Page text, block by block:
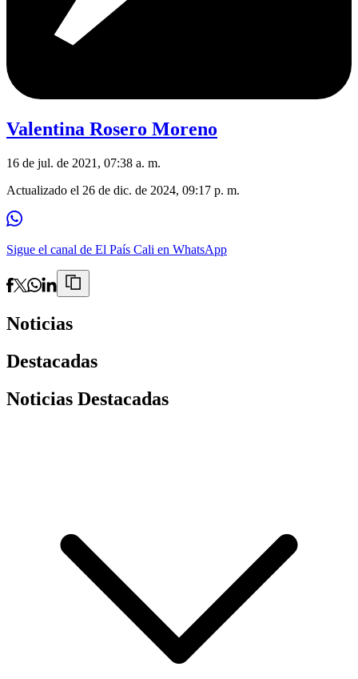
Valentina Rosero Moreno
16 de jul. de 2021, 07:38 a. m.
Actualizado el 26 de dic. de 2024, 09:17 p. m.
Sigue el canal de El País Cali en WhatsApp
Noticias
Destacadas
Noticias Destacadas